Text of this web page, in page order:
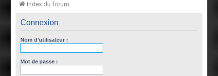
Index du forum
Connexion
Nom d’utilisateur :
Mot de passe :